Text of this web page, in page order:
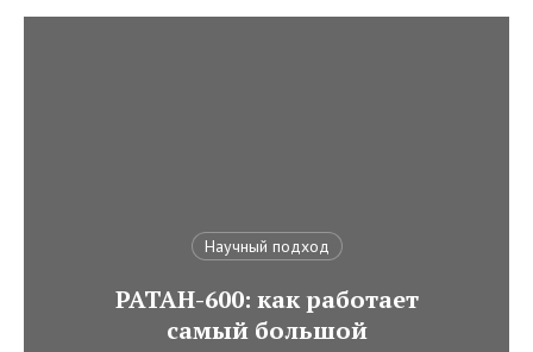
Научный подход
РАТАН-600: как работает
самый большой